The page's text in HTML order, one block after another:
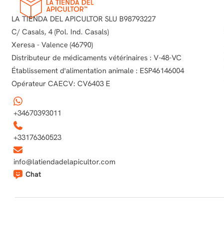
LA TIENDA DEL APICULTOR SLU B98793227
C/ Casals, 4 (Pol. Ind. Casals)
Xeresa - Valence (46790)
Distributeur de médicaments vétérinaires : V-48-VC
Établissement d'alimentation animale : ESP46146004
Opérateur CAECV: CV6403 E
+34670393011
+33176360523
info@latiendadelapicultor.com
Chat